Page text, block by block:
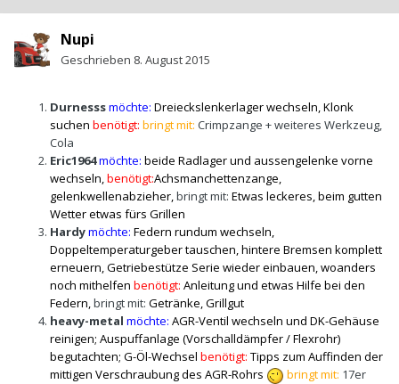
Nupi
Geschrieben 8. August 2015
Durnesssmöchte: Dreieckslenkerlager wechseln, Klonk
suchen benötigt: bringt mit: Crimpzange + weiteres Werkzeug,
Cola
Eric1964möchte: beide Radlager und aussengelenke vorne
wechseln,benötigt:Achsmanchettenzange,
gelenkwellenabzieher,bringt mit: Etwas leckeres, beim gutten
Wetter etwas fürs Grillen
Hardymöchte: Federn rundum wechseln,
Doppeltemperaturgeber tauschen, hintere Bremsen komplett
erneuern, Getriebestütze Serie wieder einbauen, woanders
noch mithelfen benötigt: Anleitung und etwas Hilfe bei den
Federn,bringt mit: Getränke, Grillgut
heavy-metal möchte: AGR-Ventil wechseln und DK-Gehäuse
reinigen; Auspuffanlage (Vorschalldämpfer / Flexrohr)
begutachten; G-Öl-Wechsel benötigt: Tipps zum Auffinden der
mittigen Verschraubung des AGR-Rohrs
bringt mit: 17er